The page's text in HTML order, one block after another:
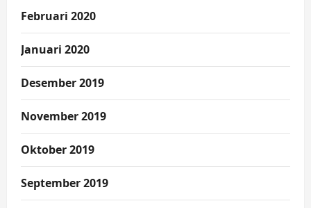
Februari 2020
Januari 2020
Desember 2019
November 2019
Oktober 2019
September 2019